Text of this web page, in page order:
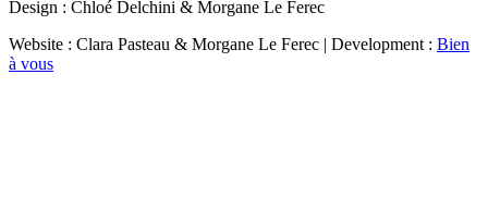
Design : Chloé Delchini & Morgane Le Ferec
Website : Clara Pasteau & Morgane Le Ferec | Development : Bien
à vous